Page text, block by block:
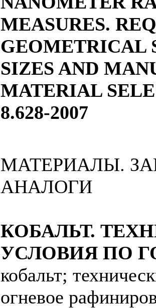
MEASURES.
GEOMETRICAL
SIZES AND
MATERIAL
8.628-2007
МАТЕРИАЛЫ.
АНАЛОГИ
КОБАЛЬТ.
УСЛОВИЯ ПО
кобальт;
огневое